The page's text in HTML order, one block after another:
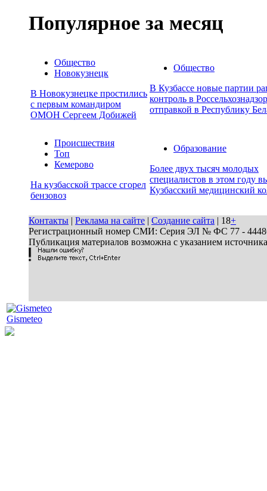
Популярное за месяц
Общество
Новокузнецк
В Новокузнецке простились
с первым командиром
ОМОН Сергеем Добижей
Общество
В Кузбассе новые партии
контроль в
отправкой в Республику
Происшествия
Топ
Кемерово
На кузбасской трассе сгорел
бензовоз
Образование
Более двух тысяч молодых
специалистов в этом году
Кузбасский медицинский
Контакты | Реклама на сайте | Создание сайта | 18+
Регистрационный номер СМИ: Серия ЭЛ № ФС 77 - 44486
Публикация материалов возможна с указанием
Gismeteo